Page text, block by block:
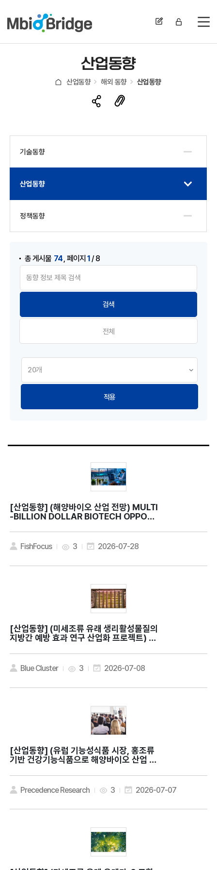
전
산업동향
산업동향 해외 동향 산업동향
기술동향
산업동향
정책동향
총 게시물 74 ,페이지1/ 8
전체
적용
[산업동향]
-BILLION DOLLAR BIOTECH OPPORT
FishFocus 3 2026-07-28
[산업동향]
지방간 예방 효과 연구 산업화 프로젝트) C
r health?
Blue Cluster 3 2026-07-08
[산업동향]
기반 건강기능식품으로 해양바이오 산업 확
Expands as Pure Ocean Algae Lau
nches Red Seaweed Supplements
Precedence Research 3 2026-07-07